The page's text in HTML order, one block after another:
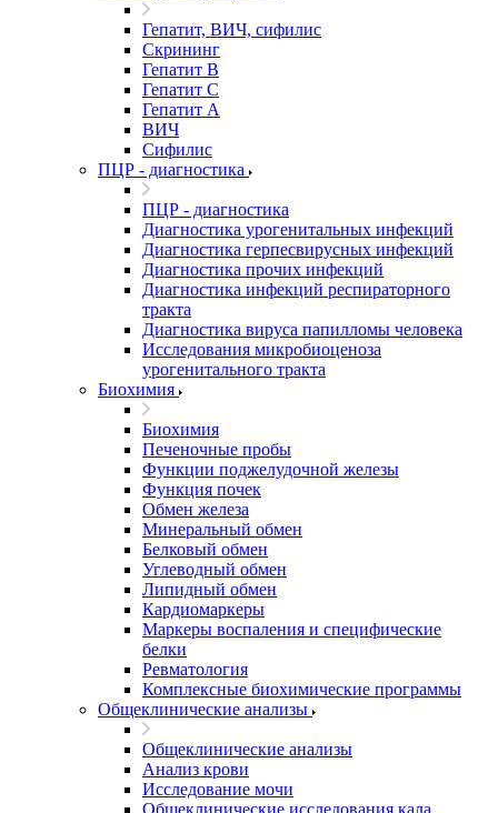
Гепатит, ВИЧ, сифилис
Скрининг
Гепатит В
Гепатит С
Гепатит А
ВИЧ
Сифилис
ПЦР - диагностика
ПЦР - диагностика
Диагностика урогенитальных инфекций
Диагностика герпесвирусных инфекций
Диагностика прочих инфекций
Диагностика инфекций респираторного
тракта
Диагностика вируса папилломы человека
Исследования микробиоценоза
урогенитального тракта
Биохимия
Биохимия
Печеночные пробы
Функции поджелудочной железы
Функция почек
Обмен железа
Минеральный обмен
Белковый обмен
Углеводный обмен
Липидный обмен
Кардиомаркеры
Маркеры воспаления и специфические
белки
Ревматология
Комплексные биохимические программы
Общеклинические анализы
Общеклинические анализы
Анализ крови
Исследование мочи
Общеклинические исследования кала